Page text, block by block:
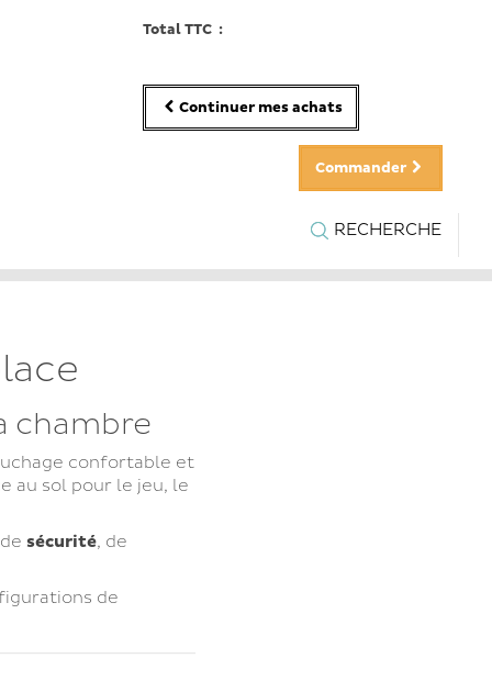
Total TTC :
Continuer mes achats
Commander
RECHERCHE
chambre
confortable et
au sol pour le jeu, le
sécurité, de
de